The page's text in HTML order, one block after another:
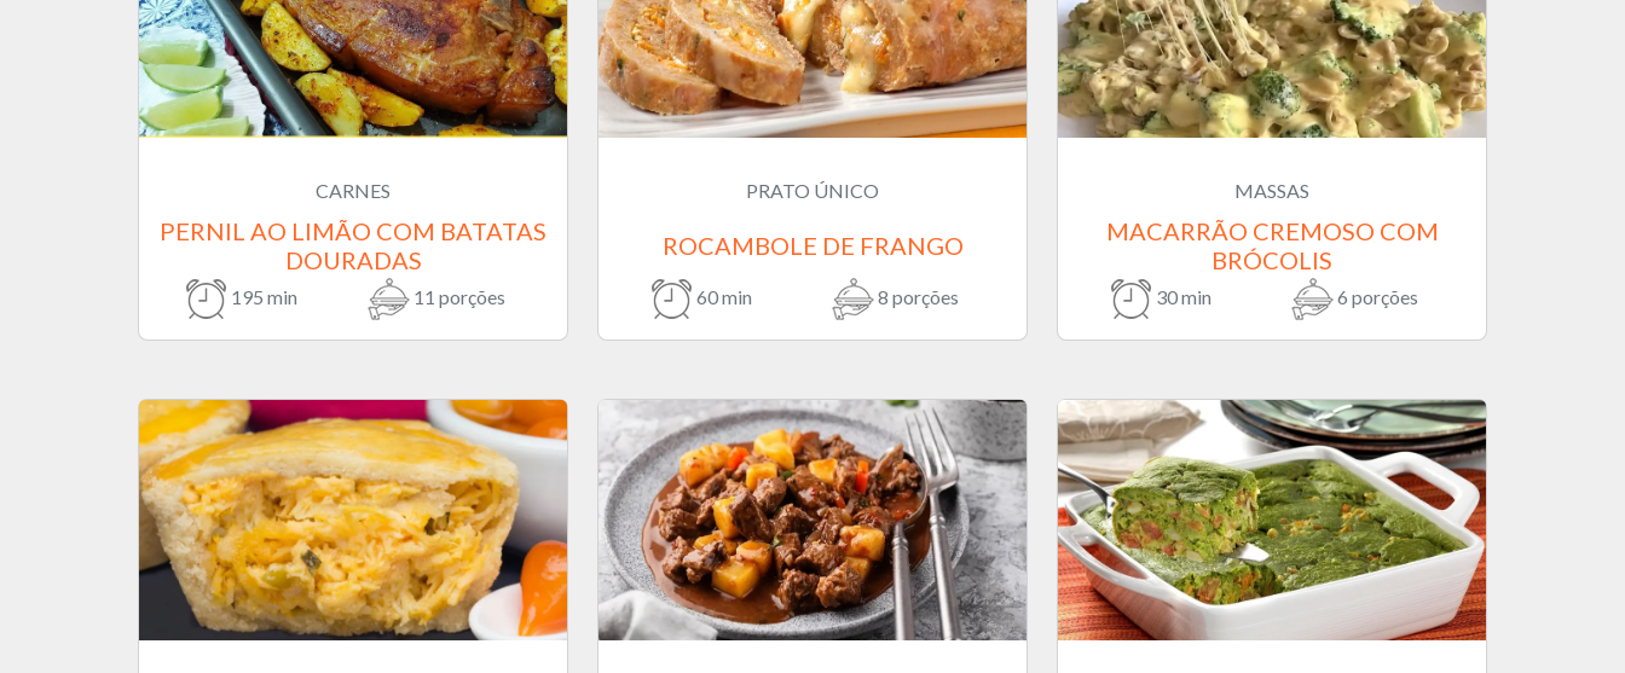
CARNES
PERNIL AO LIMÃO COM BATATAS
DOURADAS
195 min 11 porções
PRATO ÚNICO
ROCAMBOLE DE FRANGO
60 min 8 porções
MASSAS
MACARRÃO CREMOSO COM
BRÓCOLIS
30 min 6 porções